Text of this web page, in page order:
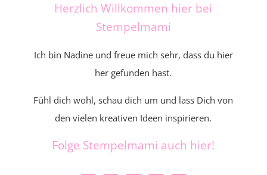
Herzlich Willkommen hier bei
Stempelmami
Ich bin Nadine und freue mich sehr, dass du hier
her gefunden hast.
Fühl dich wohl, schau dich um und lass Dich von
den vielen kreativen Ideen inspirieren.
Folge Stempelmami auch hier!